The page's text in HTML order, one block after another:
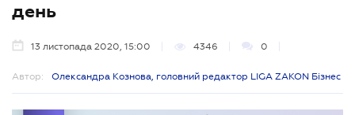
день
13 листопада 2020, 15:00 4346 0
Автор: Олександра Кознова, головний редактор LIGA ZAKON Бізнес